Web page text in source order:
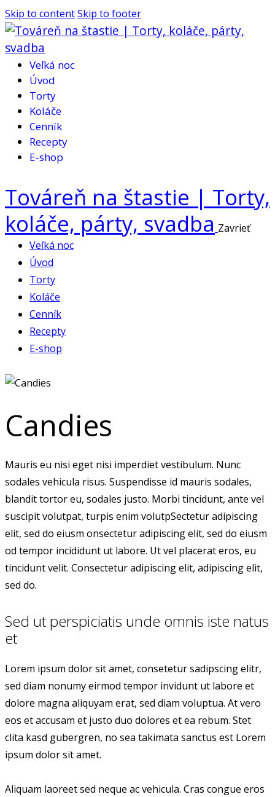
Skip to contentSkip to footer
Veľká noc
Úvod
Torty
Koláče
Cenník
Recepty
E-shop
Továreň na štastie | Torty,
koláče, párty, svadba Zavrieť
Veľká noc
Úvod
Torty
Koláče
Cenník
Recepty
E-shop
facebook-
instagram
Candies
Mauris eu nisi eget nisi imperdiet vestibulum. Nunc
sodales vehicula risus. Suspendisse id mauris sodales,
blandit tortor eu, sodales justo. Morbi tincidunt, ante vel
suscipit volutpat, turpis enim volutpSectetur adipiscing
elit, sed do eiusm onsectetur adipiscing elit, sed do eiusm
od tempor incididunt ut labore. Ut vel placerat eros, eu
tincidunt velit. Consectetur adipiscing elit, adipiscing elit,
sed do.
Sed ut perspiciatis unde omnis iste natus
et
Lorem ipsum dolor sit amet, consetetur sadipscing elitr,
sed diam nonumy eirmod tempor invidunt ut labore et
dolore magna aliquyam erat, sed diam voluptua. At vero
eos et accusam et justo duo dolores et ea rebum. Stet
clita kasd gubergren, no sea takimata sanctus est Lorem
ipsum dolor sit amet.
Aliquam laoreet sed neque ac vehicula. Cras congue eros